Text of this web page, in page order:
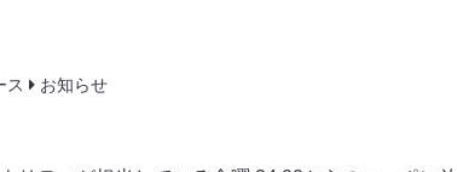
ス お知らせ